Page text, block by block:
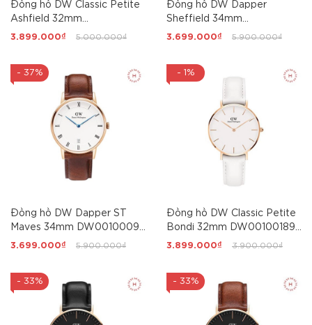
Đồng hồ DW Classic Petite
Ashfield 32mm
DW00100201 Nữ
3.899.000₫ 5.000.000₫
Đồng hồ DW Dapper
Sheffield 34mm
DW00100092 Nữ
3.699.000₫ 5.900.000₫
- 37%
Đồng hồ DW Dapper ST
Maves 34mm DW00100091
Nữ
3.699.000₫ 5.900.000₫
- 1%
Đồng hồ DW Classic Petite
Bondi 32mm DW00100189
Nữ
3.899.000₫ 3.900.000₫
- 33% - 33%